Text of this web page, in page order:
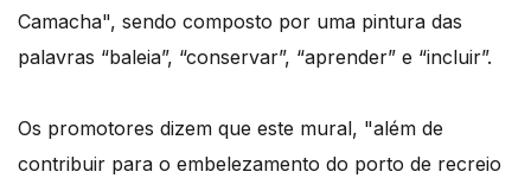
Camacha", sendo composto por uma pintura das
palavras “baleia”, “conservar”, “aprender” e “incluir”.
Os promotores dizem que este mural, "além de
contribuir para o embelezamento do porto de recreio